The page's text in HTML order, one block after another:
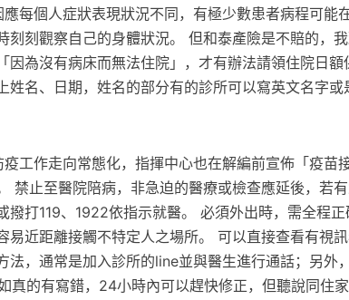
每個人症狀表現狀況不同，有極少數患者病程可能
刻刻觀察自己的身體狀況。 但和泰產險是不賠的，
因為沒有病床而無法住院」，才有辦法請領住院日
姓名、日期，姓名的部分有的診所可以寫英文名字
工作走向常態化，指揮中心也在解編前宣佈「疫苗
禁止至醫院陪病，非急迫的醫療或檢查應延後，若
撥打119、1922依指示就醫。 必須外出時，需全程
易近距離接觸不特定人之場所。 可以直接查看有視
法，通常是加入診所的line並與醫生進行通話；另外
真的有寫錯，24小時內可以趕快修正，但聽說同住